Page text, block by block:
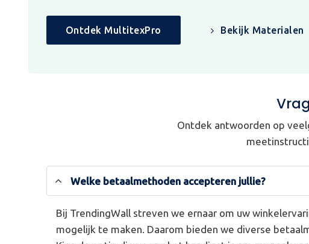
Ontdek MultitexPro Bekijk Materialen
Ontdek antwoorden op
Welke betaalmethoden accepteren jullie?
Bij TrendingWall streven we ernaar om uw
mogelijk te maken. Daarom bieden we diverse